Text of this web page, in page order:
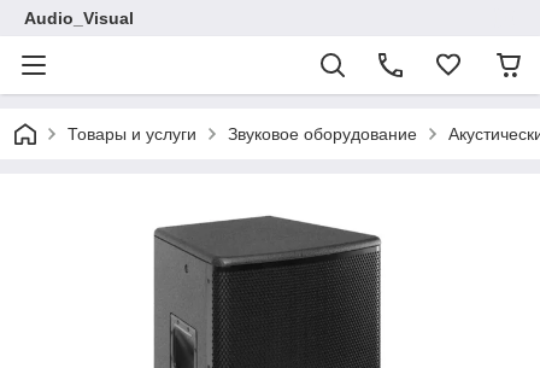
Audio_Visual
Товары и услуги Звуковое оборудование